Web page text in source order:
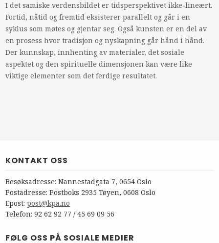
I det samiske verdensbildet er tidsperspektivet ikke-lineært.
Fortid, nåtid og fremtid eksisterer parallelt og går i en
syklus som møtes og gjentar seg. Også kunsten er en del av
en prosess hvor tradisjon og nyskapning går hånd i hånd.
Der kunnskap, innhenting av materialer, det sosiale
aspektet og den spirituelle dimensjonen kan være like
viktige elementer som det ferdige resultatet.
KONTAKT OSS
Besøksadresse: Nannestadgata 7, 0654 Oslo
Postadresse: Postboks 2935 Tøyen, 0608 Oslo
Epost:post@kpa.no
Telefon: 92 62 92 77 / 45 69 09 56
FØLG OSS PÅ SOSIALE MEDIER